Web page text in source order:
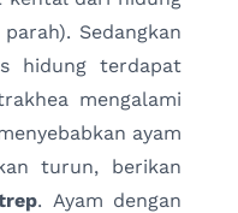
Sedangkan
hidung terdapat
mengalami
ayam
turun, berikan
. Ayam dengan